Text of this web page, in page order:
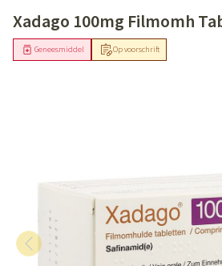
Xadago 100mg Filmomh
Op voorschrift
Geneesmiddel